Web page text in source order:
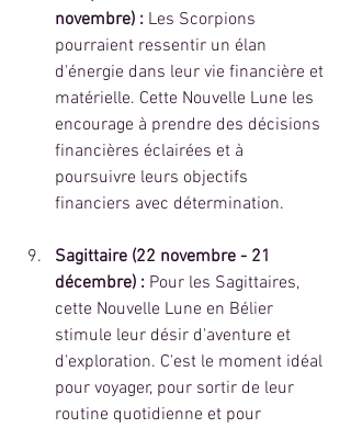
novembre) : Les Scorpions
pourraient ressentir un élan
d'énergie dans leur vie financière et
matérielle. Cette Nouvelle Lune les
encourage à prendre des décisions
financières éclairées et à
poursuivre leurs objectifs
financiers avec détermination.
Sagittaire (22 novembre - 21
décembre) : Pour les Sagittaires,
cette Nouvelle Lune en Bélier
stimule leur désir d'aventure et
d'exploration. C'est le moment idéal
pour voyager, pour sortir de leur
routine quotidienne et pour